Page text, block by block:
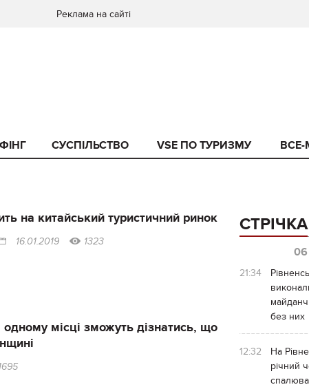
Реклама на сайті
СУСПІЛЬСТВО VSE ПО ТУРИЗМУ
на китайський туристичний ринок
16.01.2019 1323
одному місці зможуть дізнатись, що
СТРІЧКА
06
21:34
без них
12:32
На
річний